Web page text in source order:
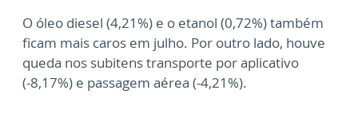
O óleo diesel (4,21%) e o etanol (0,72%) também
ficam mais caros em julho. Por outro lado, houve
queda nos subitens transporte por aplicativo
(-8,17%) e passagem aérea (-4,21%).